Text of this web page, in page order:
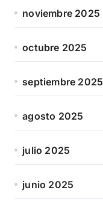
noviembre 2025
octubre 2025
septiembre 2025
agosto 2025
julio 2025
junio 2025